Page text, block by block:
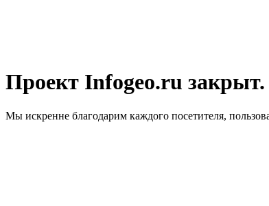
Проект Infogeo.ru закрыт.
Мы искренне благодарим каждого посетителя,